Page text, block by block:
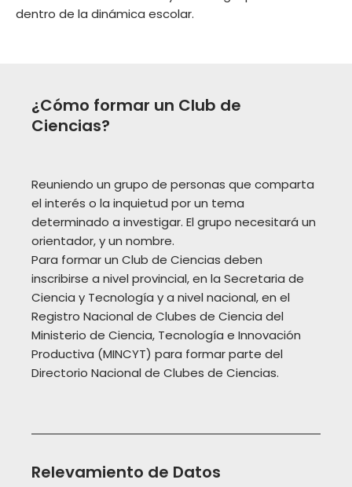
dentro de la dinámica escolar.
¿Cómo formar un Club de
Ciencias?
Reuniendo un grupo de personas que comparta
el interés o la inquietud por un tema
determinado a investigar. El grupo necesitará un
orientador, y un nombre.
Para formar un Club de Ciencias deben
inscribirse a nivel provincial, en la Secretaria de
Ciencia y Tecnología y a nivel nacional, en el
Registro Nacional de Clubes de Ciencia del
Ministerio de Ciencia, Tecnología e Innovación
Productiva (MINCYT) para formar parte del
Directorio Nacional de Clubes de Ciencias.
Relevamiento de Datos